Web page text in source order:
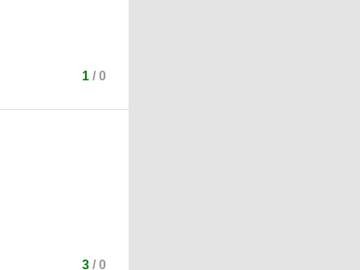
1/ 0
3/ 0